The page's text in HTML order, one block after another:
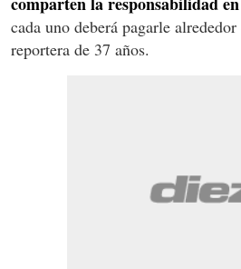
cada uno deberá pagarle
reportera de 37 años.